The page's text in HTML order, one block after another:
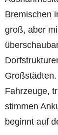
Bremischen
groß, aber
Fahrzeuge,
stimmen
beginnt auf